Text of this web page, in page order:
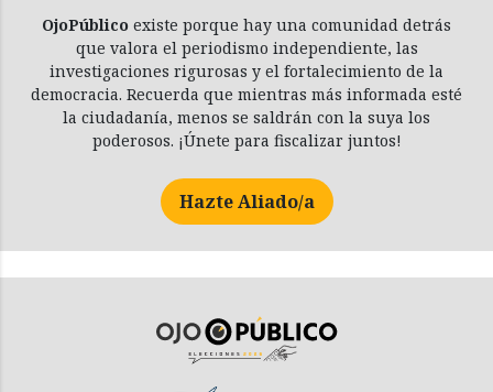
OjoPúblico existe porque hay una comunidad detrás
que valora el periodismo independiente, las
investigaciones rigurosas y el fortalecimiento de la
democracia. Recuerda que mientras más informada esté
la ciudadanía, menos se saldrán con la suya los
poderosos. ¡Únete para fiscalizar juntos!
Hazte Aliado/a